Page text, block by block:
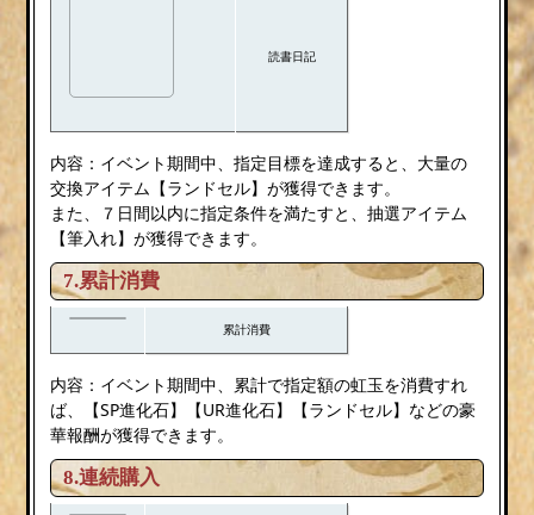
読書日記
内容：イベント期間中、指定目標を達成すると、大量の
交換アイテム【ランドセル】が獲得できます。
また、７日間以内に指定条件を満たすと、抽選アイテム
【筆入れ】が獲得できます。
7.累計消費
累計消費
内容：イベント期間中、累計で指定額の虹玉を消費すれ
ば、【SP進化石】【UR進化石】【ランドセル】などの豪
華報酬が獲得できます。
8.連続購入